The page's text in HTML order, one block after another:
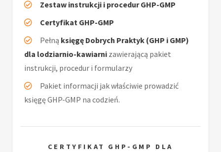
Zestaw instrukcji i procedur GHP-GMP
Certyfikat GHP-GMP
Pełną księgę Dobrych Praktyk (GHP i GMP)
dla lodziarnio-kawiarni zawierającą pakiet
instrukcji, procedur i formularzy
Pakiet informacji jak właściwie prowadzić
księgę GHP-GMP na codzień.
CERTYFIKAT GHP-GMP DLA